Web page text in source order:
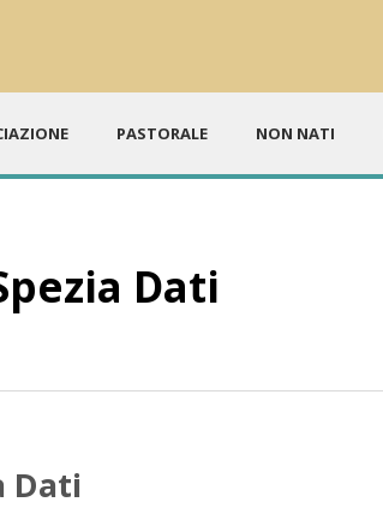
PASTORALE NON NATI
Dati
Dati